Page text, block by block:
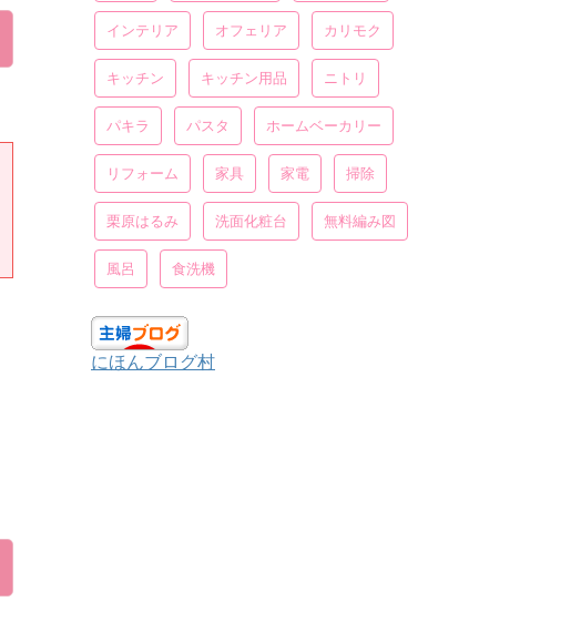
インテリア オフェリア カリモク
キッチン キッチン用品 ニトリ
パキラ パスタ ホームベーカリー
リフォーム 家具 家電 掃除
栗原はるみ 洗面化粧台 無料編み図
風呂 食洗機
にほんブログ村